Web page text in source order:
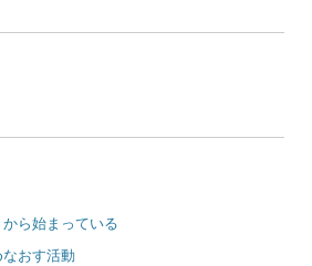
ら始まっている
おす活動